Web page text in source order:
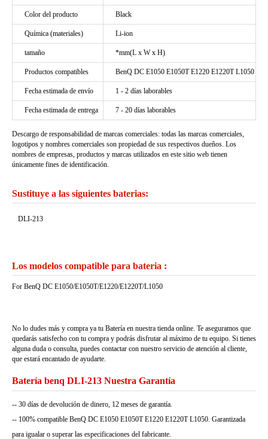
Color del producto Black
Química (materiales) Li-ion
tamaño *mm(L x W x H)
Productos compatibles BenQ DC E1050 E1050T E1220 E1220T L1050
Fecha estimada de envío 1 - 2 días laborables
Fecha estimada de entrega 7 - 20 días laborables
Descargo de responsabilidad de marcas comerciales: todas las marcas comerciales,
logotipos y nombres comerciales son propiedad de sus respectivos dueños. Los
nombres de empresas, productos y marcas utilizados en este sitio web tienen
únicamente fines de identificación.
Sustituye a las siguientes baterias:
DLI-213
Los modelos compatible para bateria :
For BenQ DC E1050/E1050T/E1220/E1220T/L1050
No lo dudes más y compra ya tu Batería en nuestra tienda online. Te aseguramos que
quedarás satisfecho con tu compra y podrás disfrutar al máximo de tu equipo. Si tienes
alguna duda o consulta, puedes contactar con nuestro servicio de atención al cliente,
que estará encantado de ayudarte.
Batería benq DLI-213 Nuestra Garantía
-- 30 días de devolución de dinero, 12 meses de garantía.
-- 100% compatible BenQ DC E1050 E1050T E1220 E1220T L1050. Garantizada
para igualar o superar las especificaciones del fabricante.